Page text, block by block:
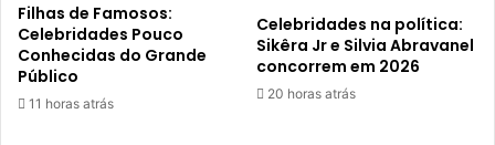
Filhas de Famosos:
Celebridades Pouco
Conhecidas do Grande
Público
11 horas atrás
Celebridades na política:
Sikêra Jr e Silvia Abravanel
concorrem em 2026
20 horas atrás